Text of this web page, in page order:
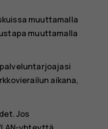
muuttamalla
muuttamalla
aikana,
Jos